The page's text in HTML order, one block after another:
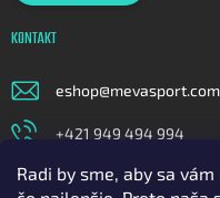
Radi by sme, aby sa
KONTAKT
eshop@mevasport.com
+421 949 494 994
https://